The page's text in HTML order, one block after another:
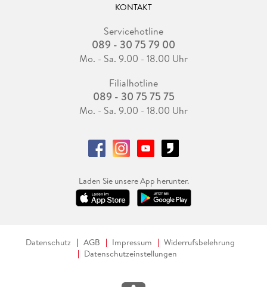
KONTAKT
Servicehotline
089 - 30 75 79 00
Mo. - Sa. 9.00 - 18.00 Uhr
Filialhotline
089 - 30 75 75 75
Mo. - Sa. 9.00 - 18.00 Uhr
Laden Sie unsere App herunter.
Datenschutz AGB Impressum
Widerrufsbelehrung
Datenschutzeinstellungen